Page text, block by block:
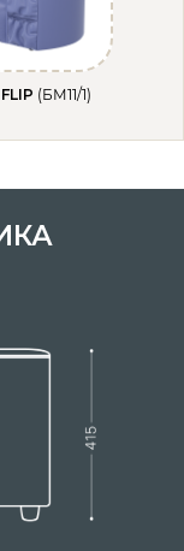
(БМ11/1)